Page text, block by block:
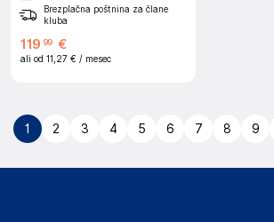
Brezplačna poštnina za člane
kluba
119 99 €
ali od 11,27 € / mesec
1 2 3 4 5 6 7 8 9